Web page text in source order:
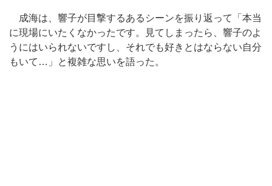
成海は、響子が目撃するあるシーンを振り返って「本当
に現場にいたくなかったです。見てしまったら、響子のよ
うにはいられないですし、それでも好きとはならない自分
もいて…」と複雑な思いを語った。